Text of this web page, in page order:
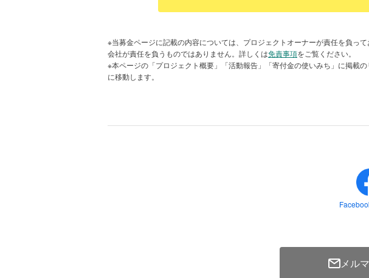
※当募金ページに記載の内容については、プロジェクトオーナーが責任を負っ
会社が責任を負うものではありません。詳しくは免責事項をご覧ください。
※本ページの「プロジェクト概要」「活動報告」「寄付金の使いみち」に掲載の
に移動します。
メル